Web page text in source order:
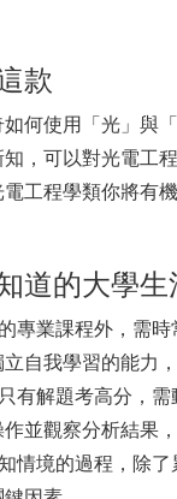
款
何使用「光」與
，可以對光電工
工程學類你將有
道的大學生
專業課程外，需
自我學習的能力
有解題考高分，
並觀察分析結果
情境的過程，除